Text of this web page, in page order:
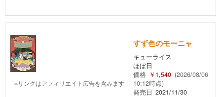
※リンクはアフィリエイト広告を含みます
すず色のモーニャ
キューライス
ほぼ日
価格 ￥1,540 (2026/08/06
10:12時点)
発売日 2021/11/30